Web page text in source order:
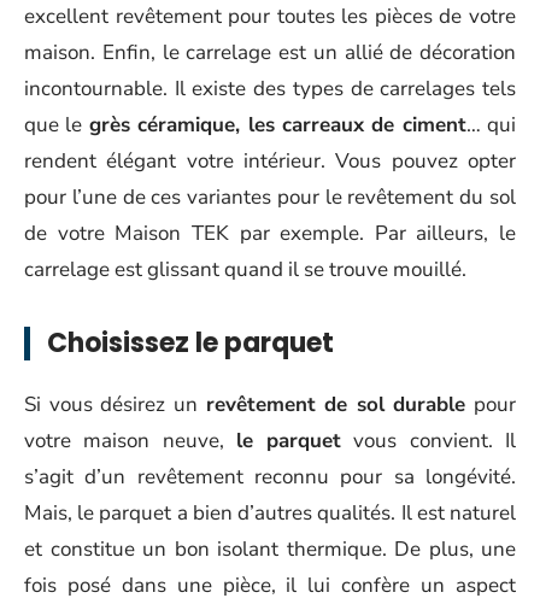
excellent revêtement pour toutes les pièces de votre
maison. Enfin, le carrelage est un allié de décoration
incontournable. Il existe des types de carrelages tels
que le grès céramique, les carreaux de ciment… qui
rendent élégant votre intérieur. Vous pouvez opter
pour l’une de ces variantes pour le revêtement du sol
de votre Maison TEK par exemple. Par ailleurs, le
carrelage est glissant quand il se trouve mouillé.
Choisissez le parquet
Si vous désirez un revêtement de sol durable pour
votre maison neuve, le parquet vous convient. Il
s’agit d’un revêtement reconnu pour sa longévité.
Mais, le parquet a bien d’autres qualités. Il est naturel
et constitue un bon isolant thermique. De plus, une
fois posé dans une pièce, il lui confère un aspect